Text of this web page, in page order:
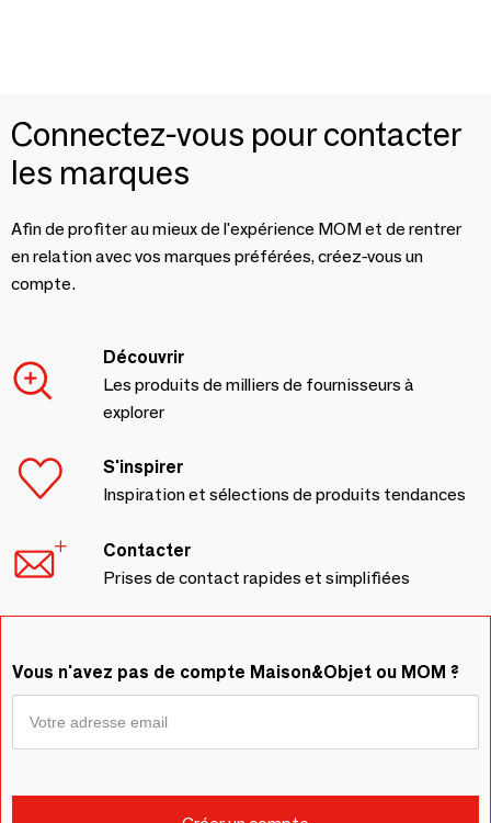
Connectez-vous pour contacter
les marques
Afin de profiter au mieux de l'expérience MOM et de rentrer
en relation avec vos marques préférées, créez-vous un
compte.
Découvrir
Les produits de milliers de fournisseurs à
explorer
S'inspirer
Inspiration et sélections de produits tendances
Contacter
Prises de contact rapides et simplifiées
Vous n'avez pas de compte Maison&Objet ou MOM ?